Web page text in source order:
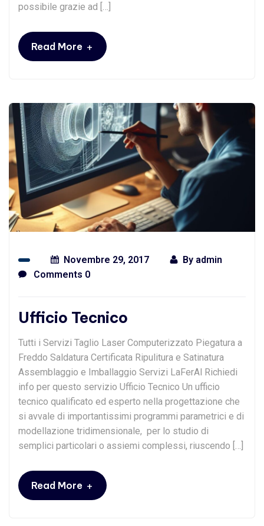
possibile grazie ad […]
Read More +
Novembre 29, 2017 By admin
Comments 0
Ufficio Tecnico
Tutti i Servizi Taglio Laser Computerizzato Piegatura a
Freddo Saldatura Certificata Ripulitura e Satinatura
Assemblaggio e Imballaggio Servizi LaFerAl Richiedi
info per questo servizio Ufficio Tecnico Un ufficio
tecnico qualificato ed esperto nella progettazione che
si avvale di importantissimi programmi parametrici e di
modellazione tridimensionale, per lo studio di
semplici particolari o assiemi complessi, riuscendo […]
Read More +